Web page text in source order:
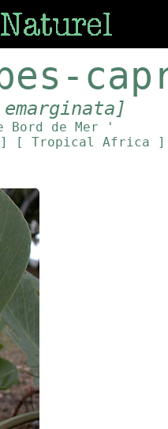
emarginata]
Bord de Mer '
]
[ Tropical Africa ]